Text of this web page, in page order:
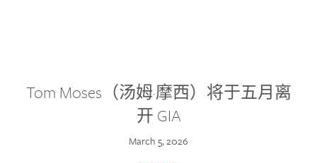
Tom Moses（汤姆·摩西）将于五月离
开 GIA
March 5, 2026